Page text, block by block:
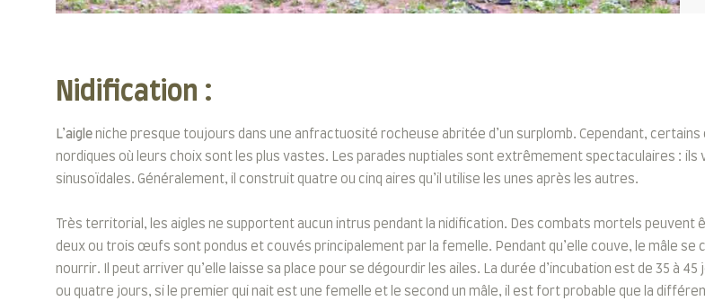
Nidification :
L’aigle niche presque toujours dans une anfractuosité rocheuse abritée d’un surplomb. Cependant,
nordiques où leurs choix sont les plus vastes. Les parades nuptiales sont extrêmement spectaculaires :
sinusoïdales. Généralement, il construit quatre ou cinq aires qu’il utilise les unes après les autres.
Très territorial, les aigles ne supportent aucun intrus pendant la nidification. Des combats mortels
deux ou trois œufs sont pondus et couvés principalement par la femelle. Pendant qu’elle couve, le mâle
nourrir. Il peut arriver qu’elle laisse sa place pour se dégourdir les ailes. La durée d’incubation est de 35 à
ou quatre jours, si le premier qui nait est une femelle et le second un mâle, il est fort probable que la